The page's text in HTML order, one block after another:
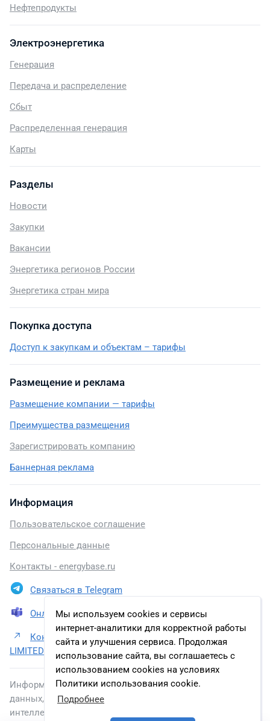
Мы используем cookies и сервисы
интернет-аналитики для корректной работы
сайта и улучшения сервиса. Продолжая
использование сайта, вы соглашаетесь с
использованием cookies на условиях
Политики использования cookie.
Подробнее
Нефтепродукты
Электроэнергетика
Генерация
Передача и распределение
Сбыт
Распределенная генерация
Карты
Разделы
Новости
Закупки
Вакансии
Энергетика регионов России
Энергетика стран мира
Покупка доступа
Доступ к закупкам и объектам – тарифы
Размещение и реклама
Размещение компании — тарифы
Преимущества размещения
Зарегистрировать компанию
Баннерная реклама
Информация
Пользовательское соглашение
Персональные данные
Контакты - energybase.ru
Связаться в Telegram
Онлайн презентация
Контакты NUCLEAR POWER CORPORATION OF INDIA
LIMITED
Информация, размещенная на сайте, включена в базу
данных, зарегистрированную в Федеральной службе по
интеллектуальной собственности.